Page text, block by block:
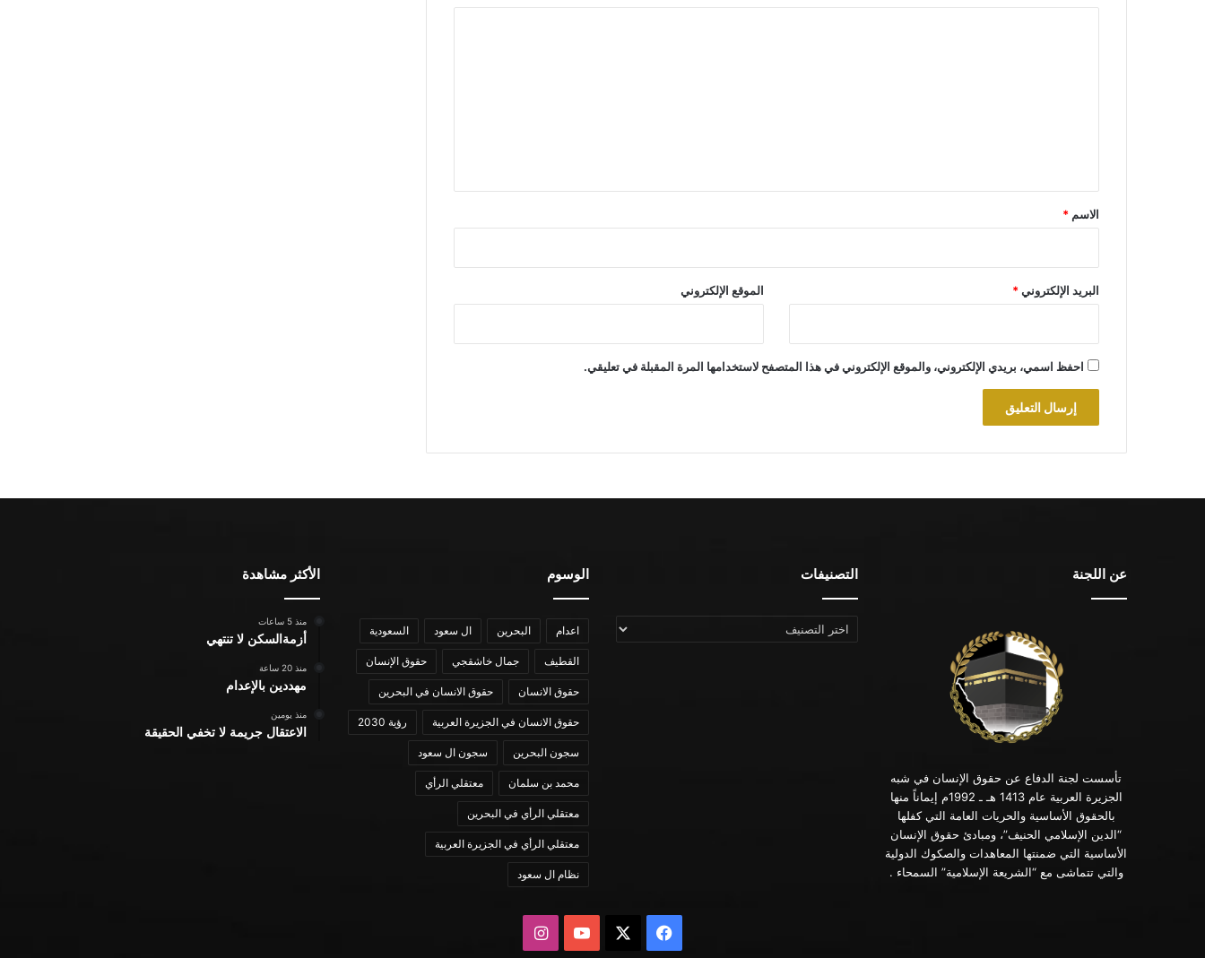
*
الاسم *
البريد الإلكتروني* الموقع الإلكتروني
احفظ اسمي، بريدي الإلكتروني، والموقع الإلكتروني في هذا المتصفح لاستخدامها المرة المقبلة في تعليقي.
عن اللجنة
تأسست لجنة الدفاع عن حقوق الإنسان في شبه
الجزيرة العربية عام 1413 هـ ـ 1992م إيماناً منها
بالحقوق الأساسية والحريات العامة التي كفلها
“الدين الإسلامي الحنيف”، ومبادئ حقوق الإنسان
الأساسية التي ضمنتها المعاهدات والصكوك الدولية
والتي تتماشى مع “الشريعة الإسلامية” السمحاء .
التصنيفات
التصنيفات
الوسوم
اعدام البحرين ال سعود السعودية
القطيف جمال خاشقجي حقوق الإنسان
حقوق الانسان حقوق الانسان في البحرين
حقوق الانسان في الجزيرة العربية رؤية 2030
سجون البحرين سجون ال سعود
محمد بن سلمان معتقلي الرأي
معتقلي الرأي في البحرين
معتقلي الرأي في الجزيرة العربية
نظام ال سعود
الأكثر مشاهدة
منذ 5 ساعات
أزمةالسكن لا تنتهي
منذ 20 ساعة
مهددين بالإعدام
منذ يومين
الاعتقال جريمة لا تخفي الحقيقة
فيسبوك يوتيوبانستقرام